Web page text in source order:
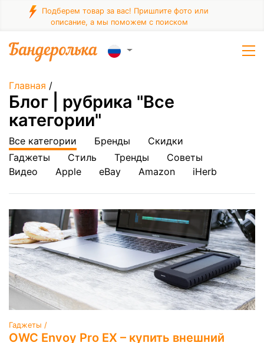
Подберем товар за вас! Пришлите фото или
описание, а мы поможем с поиском
Главная /
Блог | рубрика "Все
категории"
Все категории Бренды
Скидки
Гаджеты
Стиль Тренды
Советы
Видео
Apple eBay Amazon iHerb
Гаджеты /
OWC Envoy Pro EX – купить внешний